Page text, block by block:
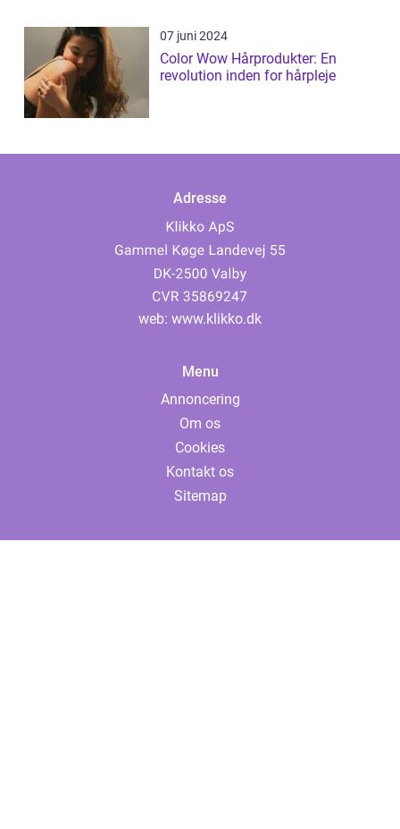
07 juni 2024
Color Wow Hårprodukter: En
revolution inden for hårpleje
Adresse
web: www.klikko.dk
Menu
Annoncering
Om os
Cookies
Kontakt os
Sitemap